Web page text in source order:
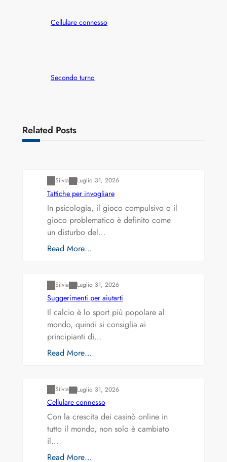
Cellulare connesso
Secondo turno
Related Posts
Silvia Luglio 31, 2026
Tattiche per invogliare
In psicologia, il gioco compulsivo o il
gioco problematico è definito come
un disturbo del…
Read More…
Silvia Luglio 31, 2026
Suggerimenti per aiutarti
Il calcio è lo sport più popolare al
mondo, quindi si consiglia ai
principianti di…
Read More…
Silvia Luglio 31, 2026
Cellulare connesso
Con la crescita dei casinò online in
tutto il mondo, non solo è cambiato
il…
Read More…